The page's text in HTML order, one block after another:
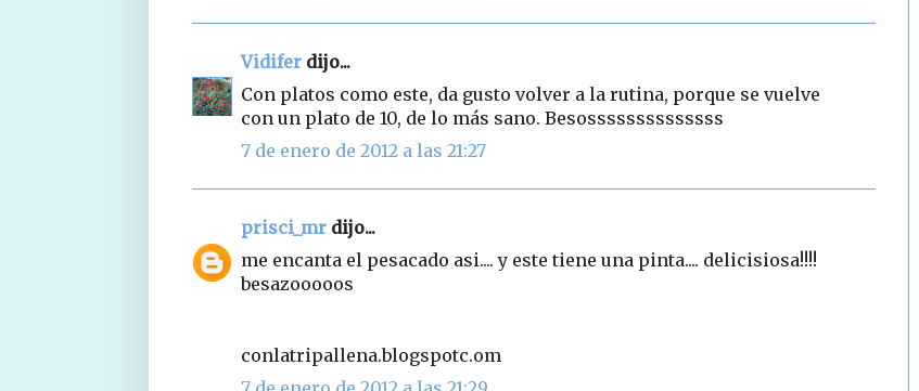
Vidifer dijo...
Con platos como este, da gusto volver a la rutina, porque se vuelve
con un plato de 10, de lo más sano. Besossssssssssssss
7 de enero de 2012 a las 21:27
prisci_mr dijo...
me encanta el pesacado asi.... y este tiene una pinta.... delicisiosa!!!!
besazooooos
conlatripallena.blogspotc.om